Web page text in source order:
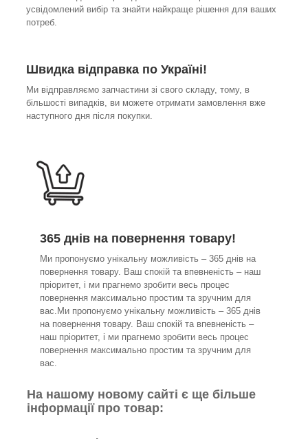
усвідомлений вибір та знайти найкраще рішення для ваших
потреб.
Швидка відправка по Україні!
Ми відправляємо запчастини зі свого складу, тому, в
більшості випадків, ви можете отримати замовлення вже
наступного дня після покупки.
365 днів на повернення товару!
Ми пропонуємо унікальну можливість – 365 днів на
повернення товару. Ваш спокій та впевненість – наш
пріоритет, і ми прагнемо зробити весь процес
повернення максимально простим та зручним для
вас.Ми пропонуємо унікальну можливість – 365 днів
на повернення товару. Ваш спокій та впевненість –
наш пріоритет, і ми прагнемо зробити весь процес
повернення максимально простим та зручним для
вас.
На нашому новому сайті є ще більше
інформації про товар: